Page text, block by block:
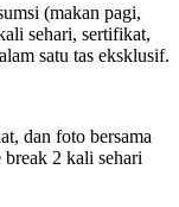
(makan pagi,
sehari, sertifikat,
satu tas eksklusif.
dan foto bersama
2 kali sehari